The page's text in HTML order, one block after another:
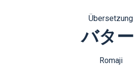
Übersetzung
バター
Romaji